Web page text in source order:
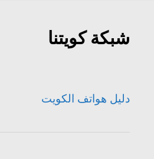
شبكة كويتنا
دليل هواتف الكويت